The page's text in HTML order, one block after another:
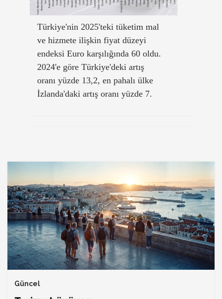
Türkiye'nin 2025'teki tüketim mal
ve hizmete ilişkin fiyat düzeyi
endeksi Euro karşılığında 60 oldu.
2024'e göre Türkiye'deki artış
oranı yüzde 13,2, en pahalı ülke
İzlanda'daki artış oranı yüzde 7.
Güncel